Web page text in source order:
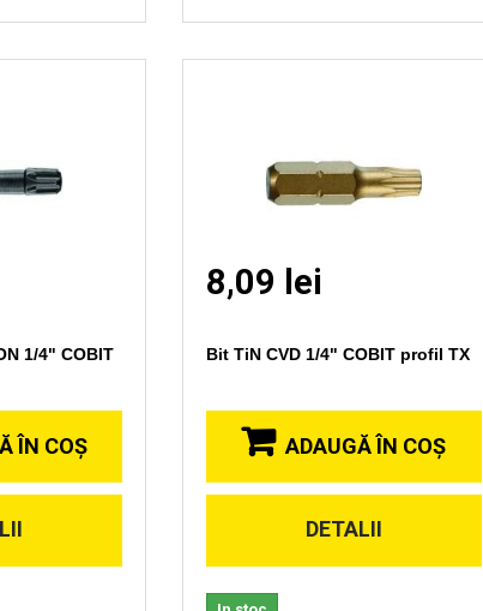
1/4" COBIT
ÎN COŞ
8,09 lei
Bit TiN CVD 1/4" COBIT profil TX
ADAUGĂ ÎN COŞ
DETALII